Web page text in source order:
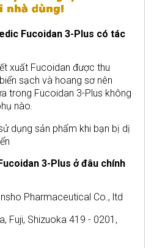
Fucoidan 3-Plus có tác
xuất Fucoidan được thu
sạch và hoang sơ nên
trong Fucoidan 3-Plus không
nào.
dụng sản phẩm khi bạn bị dị
3-Plus ở đâu chính
Pharmaceutical Co., ltd
Fuji, Shizuoka 419 - 0201,